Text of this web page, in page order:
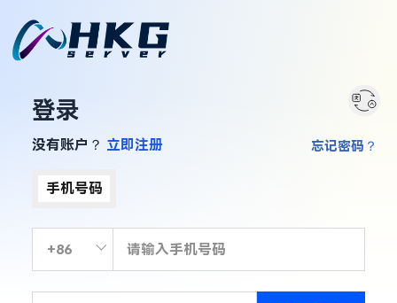
登录
没有账户？ 立即注册
手机号码
忘记密码？